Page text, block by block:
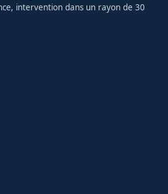
intervention dans un rayon de 30